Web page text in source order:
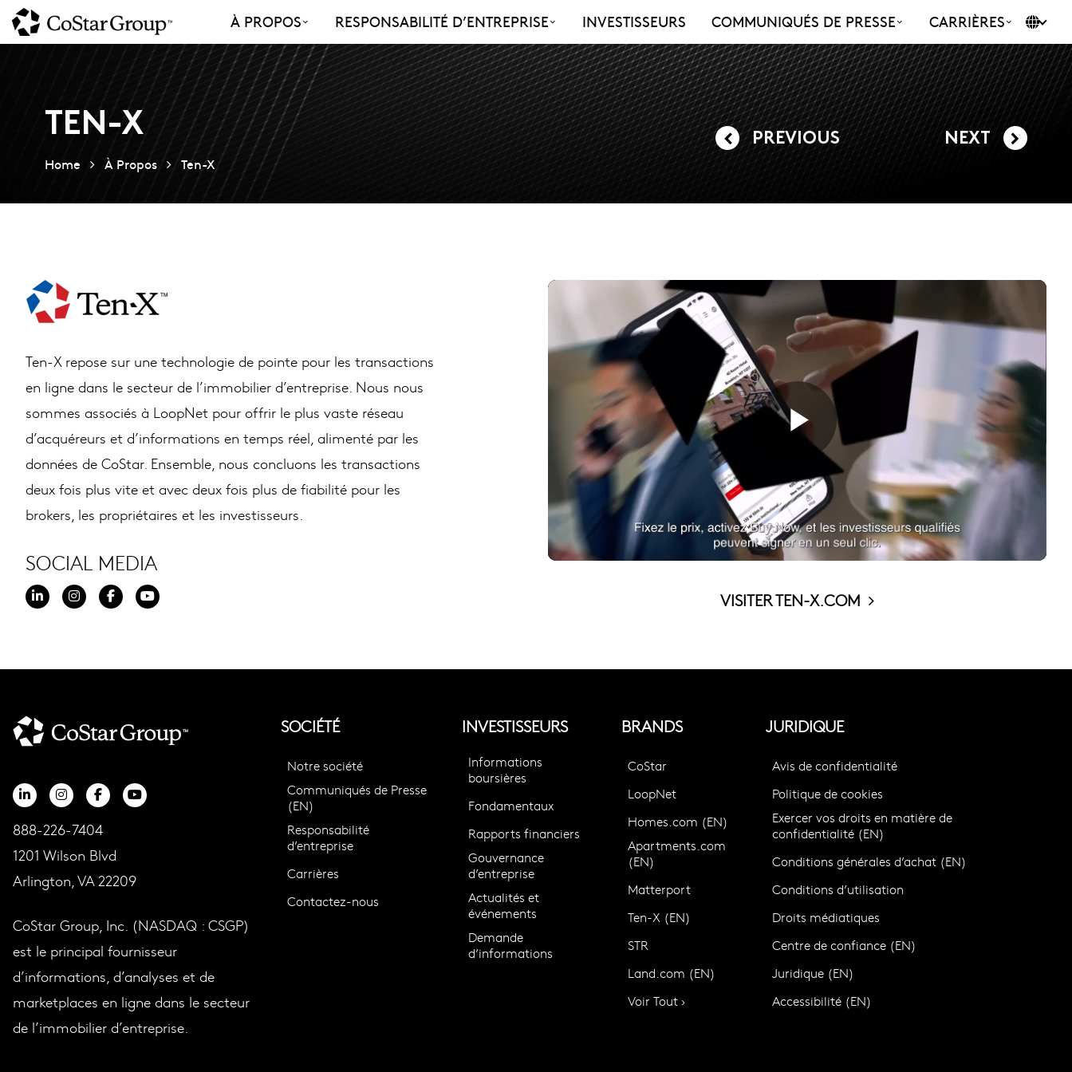
Skip
main
À PROPOS RESPONSABILITÉ D’ENTREPRISE INVESTISSEURS COMMUNIQUÉS DE PRESSE CARRIÈRES
TEN-X
Home À Propos Ten-X
PREVIOUS NEXT
Ten-X repose sur une technologie de pointe pour les transactions
en ligne dans le secteur de l’immobilier d’entreprise. Nous nous
sommes associés à LoopNet pour offrir le plus vaste réseau
d’acquéreurs et d’informations en temps réel, alimenté par les
données de CoStar. Ensemble, nous concluons les transactions
deux fois plus vite et avec deux fois plus de fiabilité pour les
brokers, les propriétaires et les investisseurs.
SOCIAL MEDIA
VISITER TEN-X.COM
888-226-7404
1201 Wilson Blvd
Arlington, VA 22209
CoStar Group, Inc. (NASDAQ : CSGP)
est le principal fournisseur
d’informations, d’analyses et de
marketplaces en ligne dans le secteur
de l’immobilier d’entreprise.
SOCIÉTÉ
Notre société
Communiqués de Presse
(EN)
Responsabilité
d’entreprise
Carrières
Contactez-nous
INVESTISSEURS
Informations
boursières
Fondamentaux
Rapports financiers
Gouvernance
d’entreprise
Actualités et
événements
Demande
d’informations
BRANDS
CoStar
LoopNet
Homes.com (EN)
Apartments.com
(EN)
Matterport
Ten-X (EN)
STR
Land.com (EN)
Voir Tout ›
JURIDIQUE
Avis de confidentialité
Politique de cookies
Exercer vos droits en matière de
confidentialité (EN)
Conditions générales d’achat (EN)
Conditions d’utilisation
Droits médiatiques
Centre de confiance (EN)
Juridique (EN)
Accessibilité (EN)